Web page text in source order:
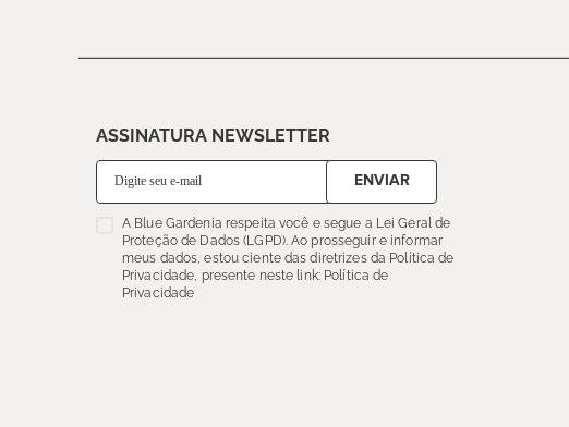
ASSINATURA NEWSLETTER
ENVIAR
A Blue Gardenia respeita você e segue a Lei Geral de
Proteção de Dados (LGPD). Ao prosseguir e informar
meus dados, estou ciente das diretrizes da Política de
Privacidade, presente neste link: Política de
Privacidade